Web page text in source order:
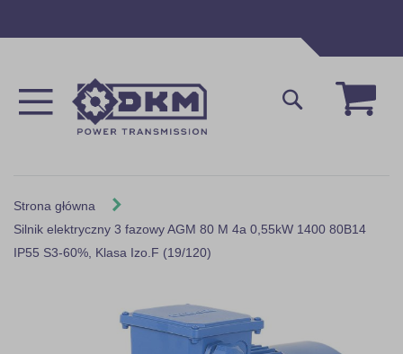
Mój
Szukaj
Strona główna
Silnik elektryczny 3 fazowy AGM 80 M 4a 0,55kW 1400 80B14
IP55 S3-60%, Klasa Izo.F (19/120)